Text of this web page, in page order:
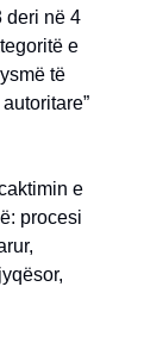
deri në 4
e
të
e
procesi